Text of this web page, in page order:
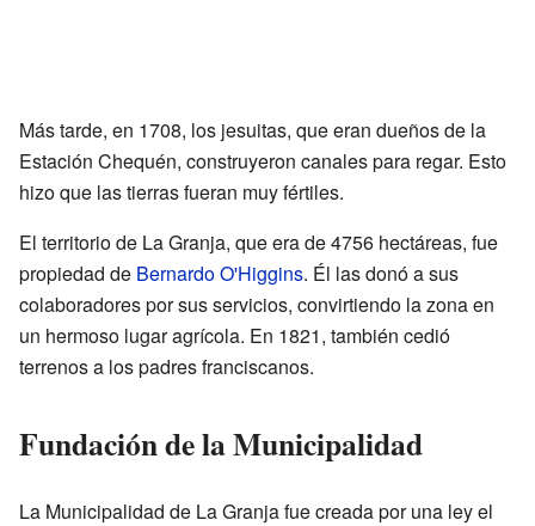
Más tarde, en 1708, los jesuitas, que eran dueños de la
Estación Chequén, construyeron canales para regar. Esto
hizo que las tierras fueran muy fértiles.
El territorio de La Granja, que era de 4756 hectáreas, fue
propiedad de Bernardo O'Higgins. Él las donó a sus
colaboradores por sus servicios, convirtiendo la zona en
un hermoso lugar agrícola. En 1821, también cedió
terrenos a los padres franciscanos.
Fundación de la Municipalidad
La Municipalidad de La Granja fue creada por una ley el